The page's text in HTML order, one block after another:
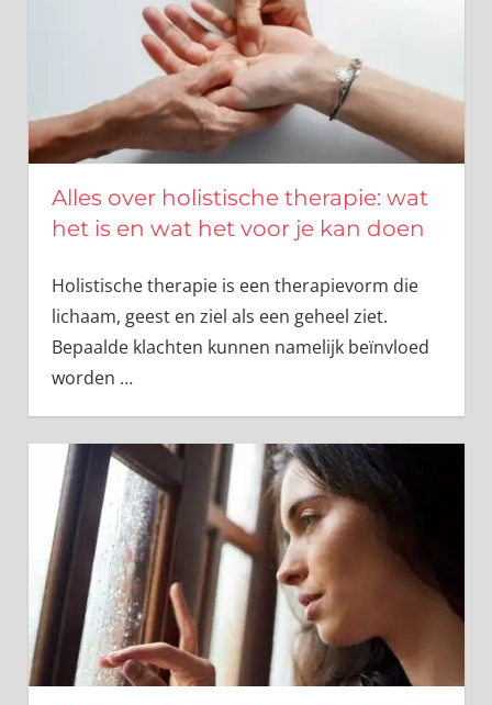
Alles over holistische therapie: wat
het is en wat het voor je kan doen
Holistische therapie is een therapievorm die
lichaam, geest en ziel als een geheel ziet.
Bepaalde klachten kunnen namelijk beïnvloed
worden …